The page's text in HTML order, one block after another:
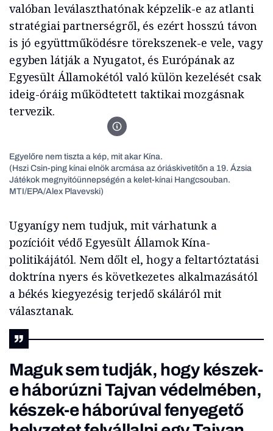
valóban leválaszthatónak képzelik-e az atlanti
stratégiai partnerségről, és ezért hosszú távon
is jó együttműködésre törekszenek-e vele, vagy
egyben látják a Nyugatot, és Európának az
Egyesült Államokétól való külön kezelését csak
ideig-óráig működtetett taktikai mozgásnak
tervezik.
Hangcsou, 2023. szeptember 23. Hszi Csin-ping
Egyelőre nem tiszta a kép, mit akar Kína.
(Hszi Csin-ping kínai elnök arcmása az óriáskivetítőn a 19. Ázsia
Játékok megnyitóünnepségén a kelet-kínai Hangcsouban.
MTI/EPA/Alex Plavevski)
Ugyanígy nem tudjuk, mit várhatunk a
pozícióit védő Egyesült Államok Kína-
politikájától. Nem dőlt el, hogy a feltartóztatási
doktrína nyers és következetes alkalmazásától
a békés kiegyezésig terjedő skáláról mit
választanak.
Maguk sem tudják, hogy készek-
e háborúzni Tajvan védelmében,
készek-e háborúval fenyegető